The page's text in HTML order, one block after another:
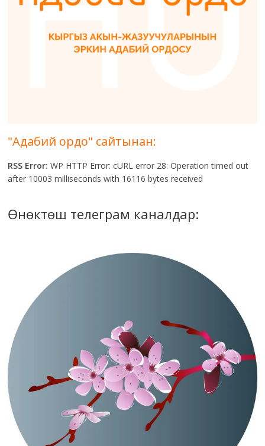
"Адабий ордо" сайтынан:
RSS Error: WP HTTP Error: cURL error 28: Operation timed out
after 10003 milliseconds with 16116 bytes received
Өнөктөш телеграм каналдар: